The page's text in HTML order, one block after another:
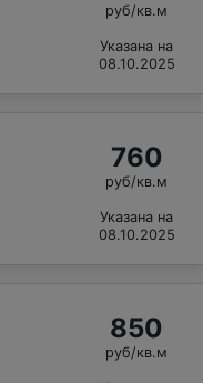
руб/кв.м
Указана на
08.10.2025
760
руб/кв.м
Указана на
08.10.2025
850
руб/кв.м